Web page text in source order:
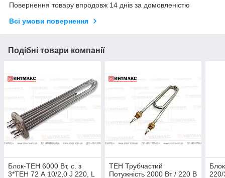
Повернення товару впродовж 14 днів за домовленістю
Всі умови повернення
Подібні товари компанії
Блок-ТЕН 6000 Вт, с. з
3*ТЕН 72 А 10/2,0 J 220, L
ТЕН Трубчастий
Потужність 2000 Вт / 220 В